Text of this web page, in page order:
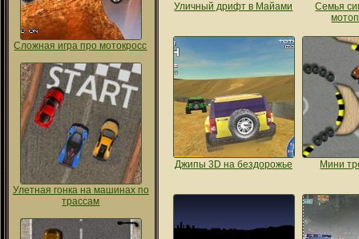
Сложная игра про мотокросс
Улетная гонка на машинах по
трассам
Уличный дрифт в Майами
Семья
Джипы 3D на бездорожье Мини